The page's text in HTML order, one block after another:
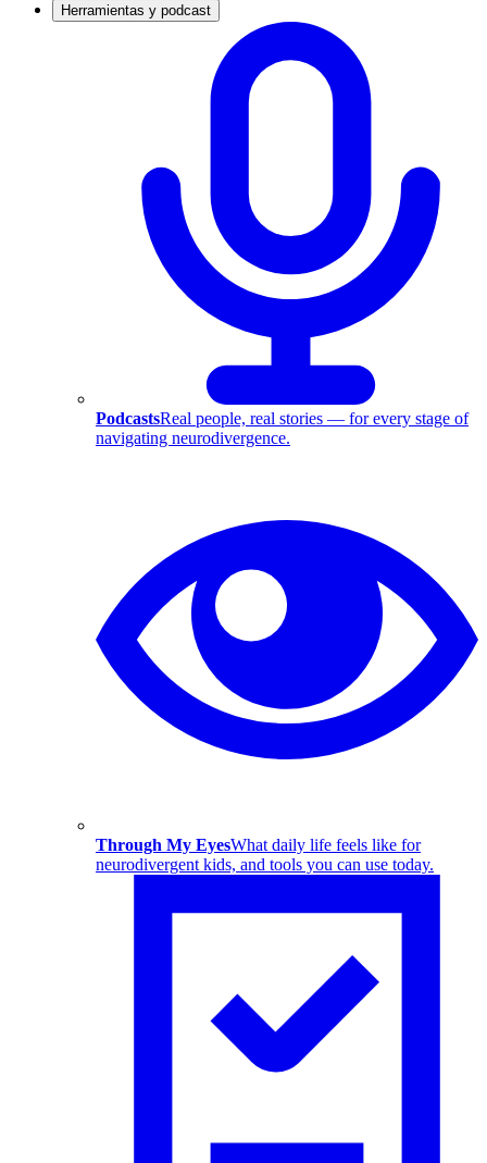
Herramientas y podcast
PodcastsReal people, real stories — for every stage of
navigating neurodivergence.
Through My EyesWhat daily life feels like for
neurodivergent kids, and tools you can use today.